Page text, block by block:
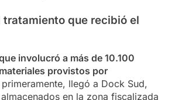
tratamiento que recibió el
involucró a más de 10.100
provistos por
primeramente, llegó a Dock Sud,
en la zona fiscalizada